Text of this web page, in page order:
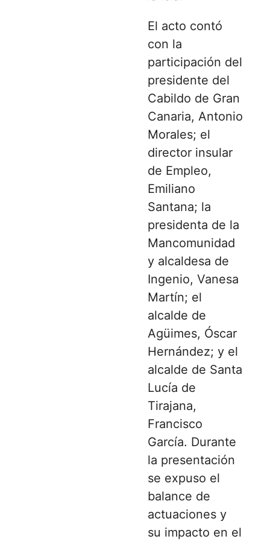
El acto contó
con la
participación del
presidente del
Cabildo de Gran
Canaria, Antonio
Morales; el
director insular
de Empleo,
Emiliano
Santana; la
presidenta de la
Mancomunidad
y alcaldesa de
Ingenio, Vanesa
Martín; el
alcalde de
Agüimes, Óscar
Hernández; y el
alcalde de Santa
Lucía de
Tirajana,
Francisco
García. Durante
la presentación
se expuso el
balance de
actuaciones y
su impacto en el